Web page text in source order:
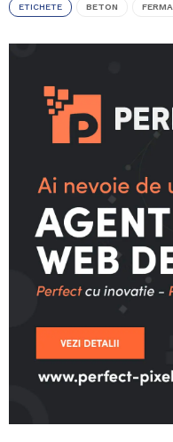
ETICHETE BETON FERMA